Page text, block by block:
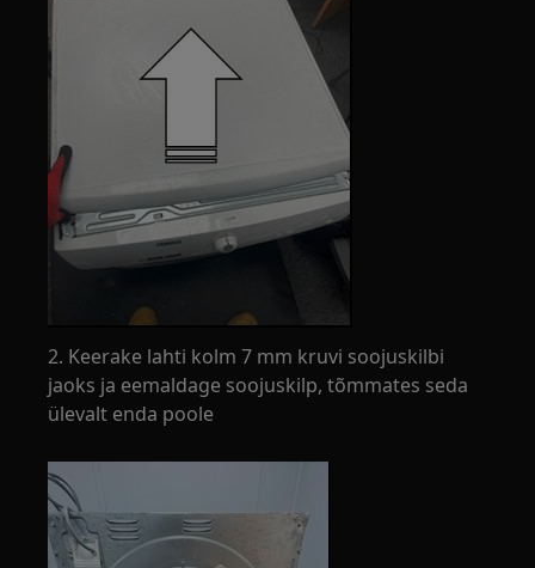
2. Keerake lahti kolm 7 mm kruvi soojuskilbi
jaoks ja eemaldage soojuskilp, tõmmates seda
ülevalt enda poole